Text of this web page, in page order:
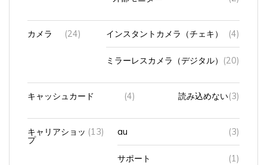
カメラ (24) インスタントカメラ（チェキ） (4)
ミラーレスカメラ（デジタル）(20)
キャッシュカード (4) 読み込めない(3)
キャリアショッ
プ
(13) au (3)
サポート (1)